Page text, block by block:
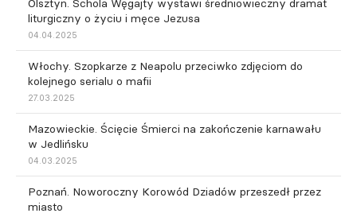
Olsztyn. Schola Węgajty wystawi średniowieczny dramat
liturgiczny o życiu i męce Jezusa
04.04.2025
Włochy. Szopkarze z Neapolu przeciwko zdjęciom do
kolejnego serialu o mafii
27.03.2025
Mazowieckie. Ścięcie Śmierci na zakończenie karnawału
w Jedlińsku
04.03.2025
Poznań. Noworoczny Korowód Dziadów przeszedł przez
miasto